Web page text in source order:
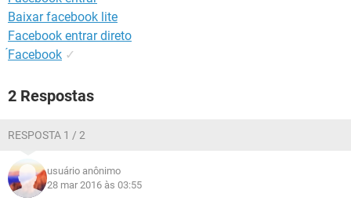
Baixar facebook lite
Facebook entrar direto
́Facebook ✓
2 Respostas
RESPOSTA 1 / 2
usuário anônimo
28 mar 2016 às 03:55